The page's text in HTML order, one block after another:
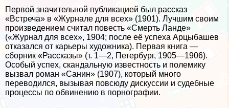
Первой значительной публикацией был рассказ
«Встреча» в «Журнале для всех» (1901). Лучшим своим
произведением считал повесть «Cмepть Ланде»
(«Журнал для всех», 1904; после её успеха Арцыбашев
отказался от карьеры художника). Первая книга —
сборник «Рассказы» (т. 1—2, Петербург, 1905—1906).
Особый успех, скандальную известность и полемику
вызвал роман «Санин» (1907), который много
переводился, вызывая повсюду дискуссии и судебные
процессы по обвинению в пopнографии.